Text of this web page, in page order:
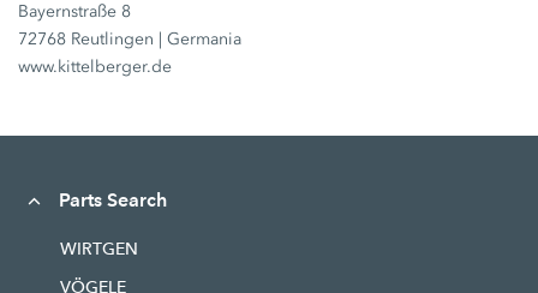
Bayernstraße 8
72768 Reutlingen | Germania
www.kittelberger.de
Parts Search
WIRTGEN
VÖGELE